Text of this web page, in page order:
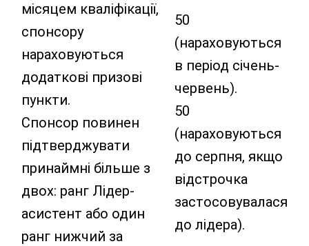
місяцем кваліфікації,
спонсору
нараховуються
додаткові призові
пункти.
Спонсор повинен
підтверджувати
принаймні більше з
двох: ранг Лідер-
асистент або один
ранг нижчий за
50
(нараховуються
в період січень-
червень).
50
(нараховуються
до серпня, якщо
відстрочка
застосовувалася
до лідера).